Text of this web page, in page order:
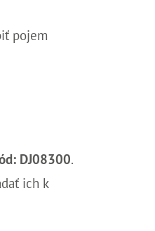
pojem
DJ08300.
ich k